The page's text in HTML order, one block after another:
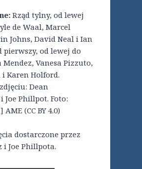
Rząd tylny, od lewej
de Waal, Marcel
Johns, David Neal i Ian
pierwszy, od lewej do
Vanesa Pizzuto,
i Karen Holford.
Dean
Joe Phillpot. Foto:
(CC BY 4.0)
dostarczone przez
i Joe Phillpota.